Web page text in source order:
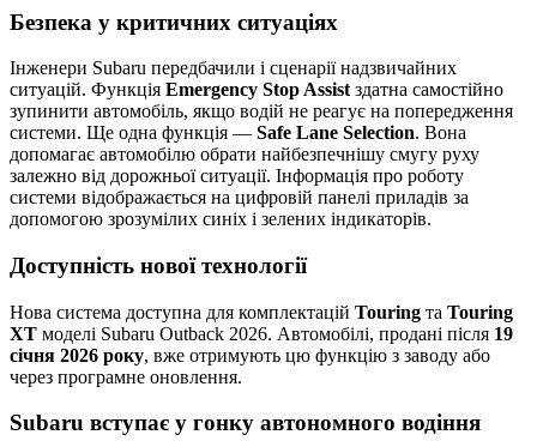
Безпека у критичних ситуаціях
Інженери Subaru передбачили і сценарії надзвичайних
ситуацій. Функція Emergency Stop Assist здатна самостійно
зупинити автомобіль, якщо водій не реагує на попередження
системи. Ще одна функція — Safe Lane Selection. Вона
допомагає автомобілю обрати найбезпечнішу смугу руху
залежно від дорожньої ситуації. Інформація про роботу
системи відображається на цифровій панелі приладів за
допомогою зрозумілих синіх і зелених індикаторів.
Доступність нової технології
Нова система доступна для комплектацій Touring та Touring
XT моделі Subaru Outback 2026. Автомобілі, продані після 19
січня 2026 року, вже отримують цю функцію з заводу або
через програмне оновлення.
Subaru вступає у гонку автономного водіння